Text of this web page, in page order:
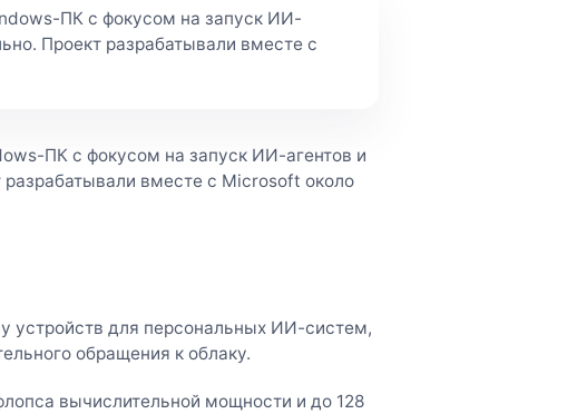
ПК с фокусом на запуск ИИ-
Проект разрабатывали вместе с
ПК с фокусом на запуск ИИ-агентов и
вместе с Microsoft около
устройств для персональных ИИ-систем,
обращения к облаку.
вычислительной мощности и до 128